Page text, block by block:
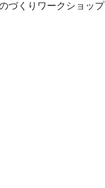
づくりワークショップ